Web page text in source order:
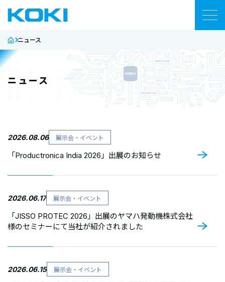
製品
資料・コンテンツ
ネットワーク
企業情報
お問い合わせ
検
ニュース
ニュース
2026.08.06 展示会・イベント
「Productronica India 2026」出展のお知らせ
2026.06.17 展示会・イベント
「JISSO PROTEC 2026」出展のヤマハ発動機株式会社
様のセミナーにて当社が紹介されました
2026.06.15 展示会・イベント